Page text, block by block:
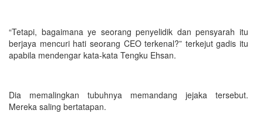
“Tetapi, bagaimana ye seorang penyelidik dan pensyarah itu
berjaya mencuri hati seorang CEO terkenal?” terkejut gadis itu
apabila mendengar kata-kata Tengku Ehsan.
Dia memalingkan tubuhnya memandang jejaka tersebut.
Mereka saling bertatapan.